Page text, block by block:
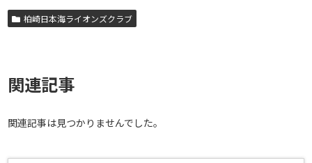
柏崎日本海ライオンズクラブ
関連記事
関連記事は見つかりませんでした。